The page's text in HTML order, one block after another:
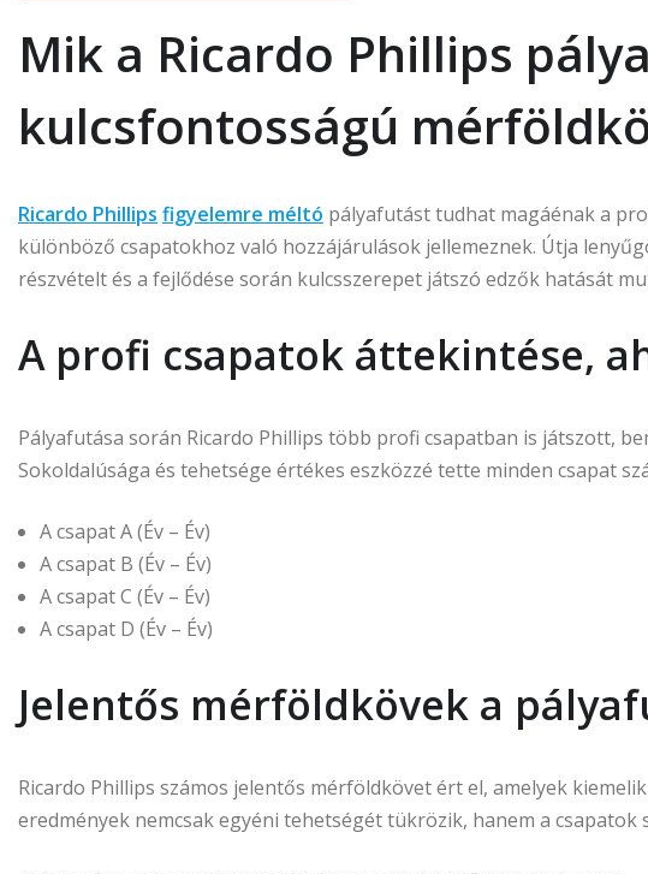
Mik a Ricardo Phillips
kulcsfontosságú
Ricardo Phillips figyelemre méltó pályafutást tudhat magáénak a
különböző csapatokhoz való hozzájárulások jellemeznek. Útja
részvételt és a fejlődése során kulcsszerepet játszó edzők hatását
A profi csapatok áttekintése,
Pályafutása során Ricardo Phillips több profi csapatban is játszott,
Sokoldalúsága és tehetsége értékes eszközzé tette minden csapat
A csapat A (Év – Év)
A csapat B (Év – Év)
A csapat C (Év – Év)
A csapat D (Év – Év)
Jelentős mérföldkövek a
Ricardo Phillips számos jelentős mérföldkövet ért el, amelyek
eredmények nemcsak egyéni tehetségét tükrözik, hanem a csapatok